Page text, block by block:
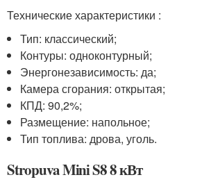
Технические характеристики :
Тип: классический;
Контуры: одноконтурный;
Энергонезависимость: да;
Камера сгорания: открытая;
КПД: 90,2%;
Размещение: напольное;
Тип топлива: дрова, уголь.
Stropuva Mini S8 8 кВт